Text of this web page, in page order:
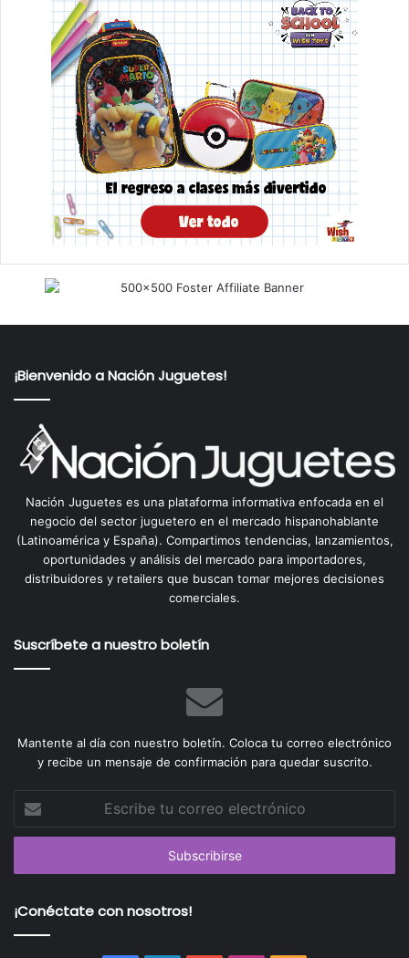
¡Bienvenido a Nación Juguetes!
Nación Juguetes es una plataforma informativa enfocada en el
negocio del sector juguetero en el mercado hispanohablante
(Latinoamérica y España). Compartimos tendencias, lanzamientos,
oportunidades y análisis del mercado para importadores,
distribuidores y retailers que buscan tomar mejores decisiones
comerciales.
Suscríbete a nuestro boletín
Mantente al día con nuestro boletín. Coloca tu correo electrónico
y recibe un mensaje de confirmación para quedar suscrito.
tu
correo
¡Conéctate con nosotros!